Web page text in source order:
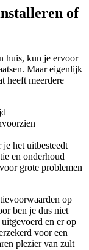
of
huis, kun je ervoor
Maar eigenlijk
heeft meerdere
het uitbesteedt
en onderhoud
grote problemen
op
ben je dus niet
en er op
voor een
plezier van zult